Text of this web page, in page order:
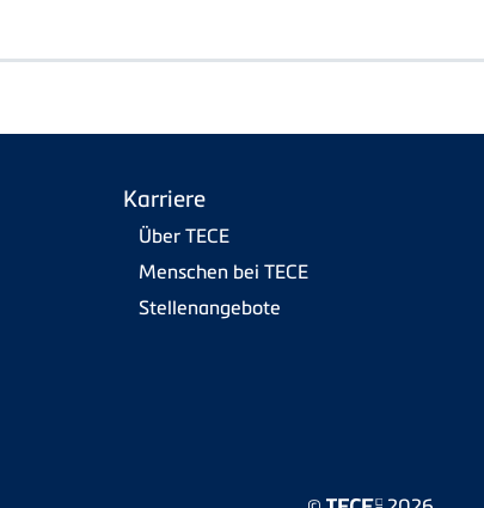
Karriere
Über TECE
Menschen bei TECE
Stellenangebote